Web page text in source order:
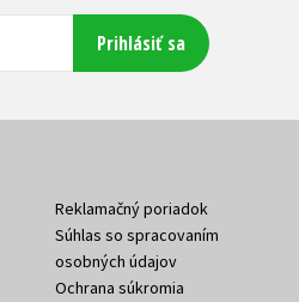
Prihlásiť sa
Reklamačný poriadok
Súhlas so spracovaním
osobných údajov
Ochrana súkromia